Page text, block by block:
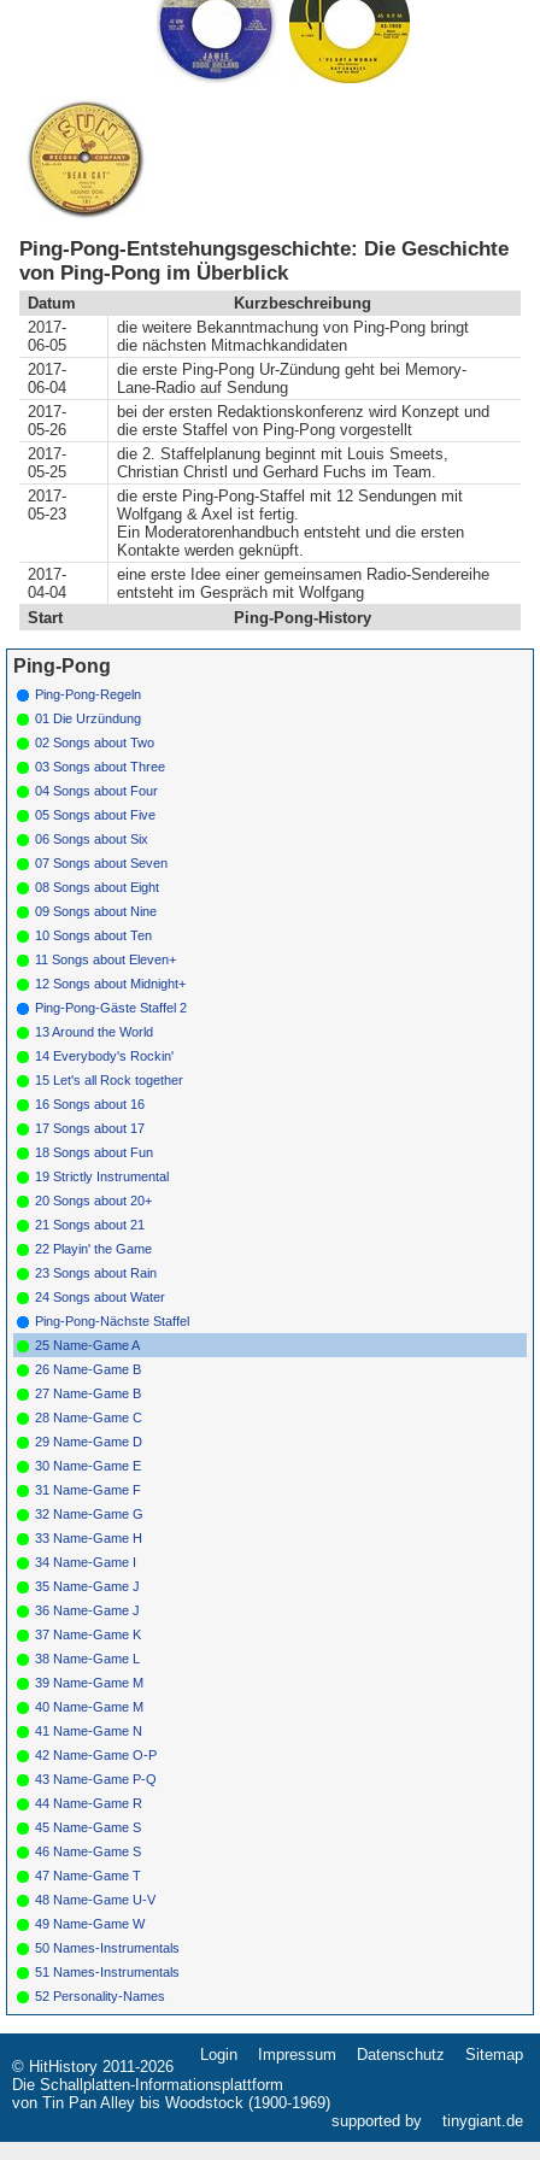
Ping-Pong-Entstehungsgeschichte: Die Geschichte
von Ping-Pong im Überblick
Datum
Kurzbeschreibung
2017-
06-05
die weitere Bekanntmachung von Ping-Pong bringt
die nächsten Mitmachkandidaten
2017-
06-04
die erste Ping-Pong Ur-Zündung geht bei Memory-
Lane-Radio auf Sendung
2017-
05-26
bei der ersten Redaktionskonferenz wird Konzept und
die erste Staffel von Ping-Pong vorgestellt
2017-
05-25
die 2. Staffelplanung beginnt mit Louis Smeets,
Christian Christl und Gerhard Fuchs im Team.
2017-
05-23
die erste Ping-Pong-Staffel mit 12 Sendungen mit
Wolfgang & Axel ist fertig.
Ein Moderatorenhandbuch entsteht und die ersten
Kontakte werden geknüpft.
2017-
04-04
eine erste Idee einer gemeinsamen Radio-Sendereihe
entsteht im Gespräch mit Wolfgang
Start
Ping-Pong-History
Ping-Pong
Ping-Pong-Regeln
01 Die Urzündung
02 Songs about Two
03 Songs about Three
04 Songs about Four
05 Songs about Five
06 Songs about Six
07 Songs about Seven
08 Songs about Eight
09 Songs about Nine
10 Songs about Ten
11 Songs about Eleven+
12 Songs about Midnight+
Ping-Pong-Gäste Staffel 2
13 Around the World
14 Everybody's Rockin'
15 Let's all Rock together
16 Songs about 16
17 Songs about 17
18 Songs about Fun
19 Strictly Instrumental
20 Songs about 20+
21 Songs about 21
22 Playin' the Game
23 Songs about Rain
24 Songs about Water
Ping-Pong-Nächste Staffel
25 Name-Game A
26 Name-Game B
27 Name-Game B
28 Name-Game C
29 Name-Game D
30 Name-Game E
31 Name-Game F
32 Name-Game G
33 Name-Game H
34 Name-Game I
35 Name-Game J
36 Name-Game J
37 Name-Game K
38 Name-Game L
39 Name-Game M
40 Name-Game M
41 Name-Game N
42 Name-Game O-P
43 Name-Game P-Q
44 Name-Game R
45 Name-Game S
46 Name-Game S
47 Name-Game T
48 Name-Game U-V
49 Name-Game W
50 Names-Instrumentals
51 Names-Instrumentals
52 Personality-Names
Navigation
überspringen
Login Impressum Datenschutz Sitemap
© HitHistory 2011-2026
Die Schallplatten-Informationsplattform
von Tin Pan Alley bis Woodstock (1900-1969)
supported by
tinygiant.de